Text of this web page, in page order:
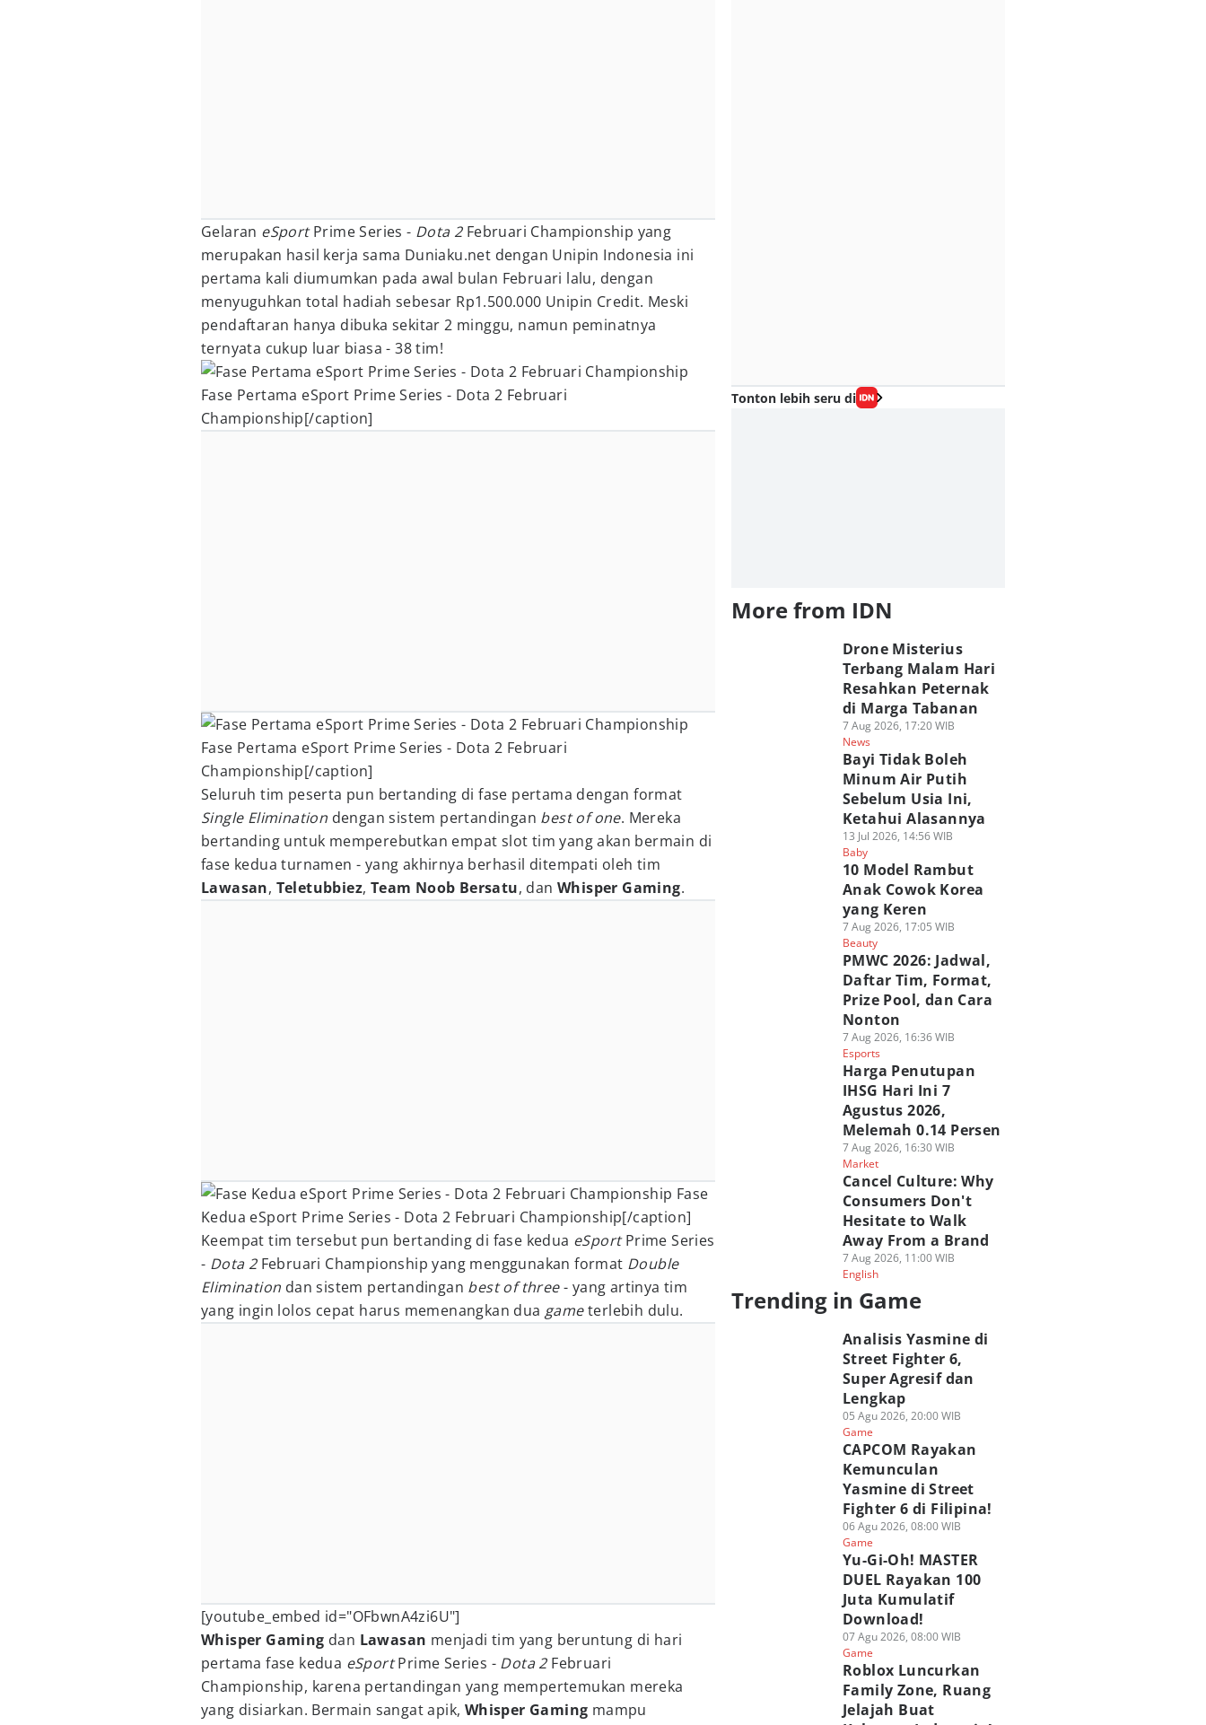
Gelaran eSportPrime Series - Dota 2Februari Championship yang
merupakan hasil kerja sama Duniaku.net dengan Unipin Indonesia ini
pertama kali diumumkan pada awal bulan Februari lalu, dengan
menyuguhkan total hadiah sebesar Rp1.500.000 Unipin Credit. Meski
pendaftaran hanya dibuka sekitar 2 minggu, namun peminatnya
ternyata cukup luar biasa - 38 tim!
Fase Pertama eSport Prime Series - Dota 2 Februari
Championship[/caption]
Fase Pertama eSport Prime Series - Dota 2 Februari
Championship[/caption]
Seluruh tim peserta pun bertanding di fase pertama dengan format
Single Elimination dengan sistem pertandingan best of one. Mereka
bertanding untuk memperebutkan empat slot tim yang akan bermain di
fase kedua turnamen - yang akhirnya berhasil ditempati oleh tim
Lawasan, Teletubbiez, Team Noob Bersatu, danWhisper Gaming.
Fase
Kedua eSport Prime Series - Dota 2 Februari Championship[/caption]
Keempat tim tersebut pun bertanding di fase kedua eSportPrime Series
- Dota 2Februari Championship yang menggunakan format Double
Elimination dan sistem pertandingan best of three- yang artinya tim
yang ingin lolos cepat harus memenangkan dua gameterlebih dulu.
[youtube_embed id="OFbwnA4zi6U"]
Whisper Gaming dan Lawasan menjadi tim yang beruntung di hari
pertama fase kedua eSportPrime Series - Dota 2Februari
Championship, karena pertandingan yang mempertemukan mereka
yang disiarkan. Bermain sangat apik, Whisper Gaming mampu
Tonton lebih seru di
More from IDN
Drone Misterius
Terbang Malam Hari
Resahkan Peternak
di Marga Tabanan
7 Aug 2026, 17:20 WIB
News
Bayi Tidak Boleh
Minum Air Putih
Sebelum Usia Ini,
Ketahui Alasannya
13 Jul 2026, 14:56 WIB
Baby
10 Model Rambut
Anak Cowok Korea
yang Keren
7 Aug 2026, 17:05 WIB
Beauty
PMWC 2026: Jadwal,
Daftar Tim, Format,
Prize Pool, dan Cara
Nonton
7 Aug 2026, 16:36 WIB
Esports
Harga Penutupan
IHSG Hari Ini 7
Agustus 2026,
Melemah 0.14 Persen
7 Aug 2026, 16:30 WIB
Market
Cancel Culture: Why
Consumers Don't
Hesitate to Walk
Away From a Brand
7 Aug 2026, 11:00 WIB
English
Trending in Game
Analisis Yasmine di
Street Fighter 6,
Super Agresif dan
Lengkap
05 Agu 2026, 20:00 WIB
Game
CAPCOM Rayakan
Kemunculan
Yasmine di Street
Fighter 6 di Filipina!
06 Agu 2026, 08:00 WIB
Game
Yu-Gi-Oh! MASTER
DUEL Rayakan 100
Juta Kumulatif
Download!
07 Agu 2026, 08:00 WIB
Game
Roblox Luncurkan
Family Zone, Ruang
Jelajah Buat